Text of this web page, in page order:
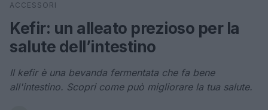
Cerca
ACCESSORI
Kefir: un alleato prezioso per la
salute dell’intestino
Il kefir è una bevanda fermentata che fa bene
all'intestino. Scopri come può migliorare la tua salute.